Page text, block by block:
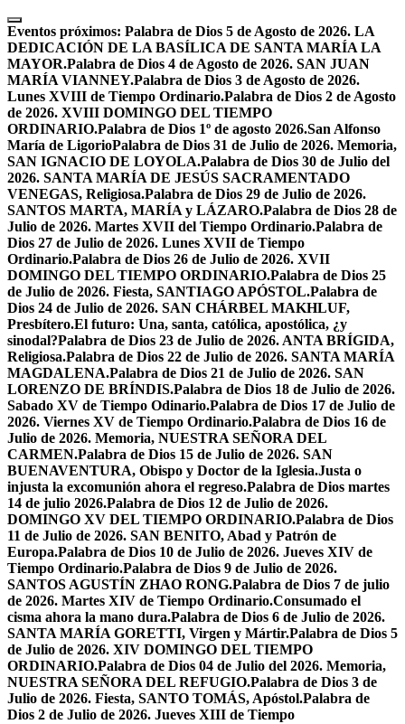
Skip
to
content
Eventos próximos: Palabra de Dios 5 de Agosto de 2026. LA
DEDICACIÓN DE LA BASÍLICA DE SANTA MARÍA LA
MAYOR.Palabra de Dios 4 de Agosto de 2026. SAN JUAN
MARÍA VIANNEY.Palabra de Dios 3 de Agosto de 2026.
Lunes XVIII de Tiempo Ordinario.Palabra de Dios 2 de Agosto
de 2026. XVIII DOMINGO DEL TIEMPO
ORDINARIO.Palabra de Dios 1º de agosto 2026.San Alfonso
María de LigorioPalabra de Dios 31 de Julio de 2026. Memoria,
SAN IGNACIO DE LOYOLA.Palabra de Dios 30 de Julio del
2026. SANTA MARÍA DE JESÚS SACRAMENTADO
VENEGAS, Religiosa.Palabra de Dios 29 de Julio de 2026.
SANTOS MARTA, MARÍA y LÁZARO.Palabra de Dios 28 de
Julio de 2026. Martes XVII del Tiempo Ordinario.Palabra de
Dios 27 de Julio de 2026. Lunes XVII de Tiempo
Ordinario.Palabra de Dios 26 de Julio de 2026. XVII
DOMINGO DEL TIEMPO ORDINARIO.Palabra de Dios 25
de Julio de 2026. Fiesta, SANTIAGO APÓSTOL.Palabra de
Dios 24 de Julio de 2026. SAN CHÁRBEL MAKHLUF,
Presbítero.El futuro: Una, santa, católica, apostólica, ¿y
sinodal?Palabra de Dios 23 de Julio de 2026. ANTA BRÍGIDA,
Religiosa.Palabra de Dios 22 de Julio de 2026. SANTA MARÍA
MAGDALENA.Palabra de Dios 21 de Julio de 2026. SAN
LORENZO DE BRÍNDIS.Palabra de Dios 18 de Julio de 2026.
Sabado XV de Tiempo Odinario.Palabra de Dios 17 de Julio de
2026. Viernes XV de Tiempo Ordinario.Palabra de Dios 16 de
Julio de 2026. Memoria, NUESTRA SEÑORA DEL
CARMEN.Palabra de Dios 15 de Julio de 2026. SAN
BUENAVENTURA, Obispo y Doctor de la Iglesia.Justa o
injusta la excomunión ahora el regreso.Palabra de Dios martes
14 de julio 2026.Palabra de Dios 12 de Julio de 2026.
DOMINGO XV DEL TIEMPO ORDINARIO.Palabra de Dios
11 de Julio de 2026. SAN BENITO, Abad y Patrón de
Europa.Palabra de Dios 10 de Julio de 2026. Jueves XIV de
Tiempo Ordinario.Palabra de Dios 9 de Julio de 2026.
SANTOS AGUSTÍN ZHAO RONG.Palabra de Dios 7 de julio
de 2026. Martes XIV de Tiempo Ordinario.Consumado el
cisma ahora la mano dura.Palabra de Dios 6 de Julio de 2026.
SANTA MARÍA GORETTI, Virgen y Mártir.Palabra de Dios 5
de Julio de 2026. XIV DOMINGO DEL TIEMPO
ORDINARIO.Palabra de Dios 04 de Julio del 2026. Memoria,
NUESTRA SEÑORA DEL REFUGIO.Palabra de Dios 3 de
Julio de 2026. Fiesta, SANTO TOMÁS, Apóstol.Palabra de
Dios 2 de Julio de 2026. Jueves XIII de Tiempo